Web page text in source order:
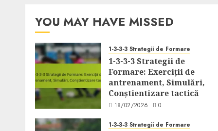
YOU MAY HAVE MISSED
1-3-3-3 Strategii de Formare
1-3-3-3 Strategii de
Formare: Exerciții de
antrenament, Simulări,
Conștientizare tactică
18/02/2026 0
1-3-3-3 Strategii de Formare